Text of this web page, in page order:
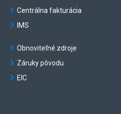
Centrálna fakturácia
IMS
Obnoviteľné zdroje
Záruky pôvodu
EIC